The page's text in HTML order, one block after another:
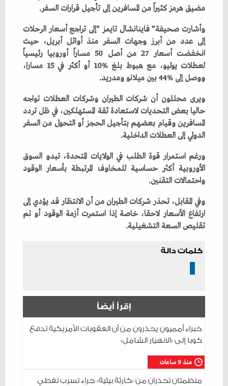
‬مضيق‭ ‬هرمز‭ ‬كثيراً‭ ‬من‭ ‬المسافرين‭ ‬إلى‭ ‬تأجيل‭ ‬قرارات‭ ‬السفر‭.‬
‬ووصل‭ ‬إلى‭ ‬44‭% ‬بين‭ ‬ميلانو‭ ‬ومدريد‭.‬
‬الدولي‭ ‬إلى‭ ‬العطلات‭ ‬الداخلية‭.‬
‬واحتمالات‭ ‬التقنين‭.‬
‬تقليص‭ ‬السعة‭ ‬التشغيلية‭.‬
كلمات دالة
إقرأ أيضاً
منذ 9 ساعات
خبراء أمميون يحذرون من أن العقوبات الأمريكية تدفع
كوبا إلى «الانهيار الشامل»
منظمتان تحذران من «كارثة بيئية» جراء تسرب نفطي